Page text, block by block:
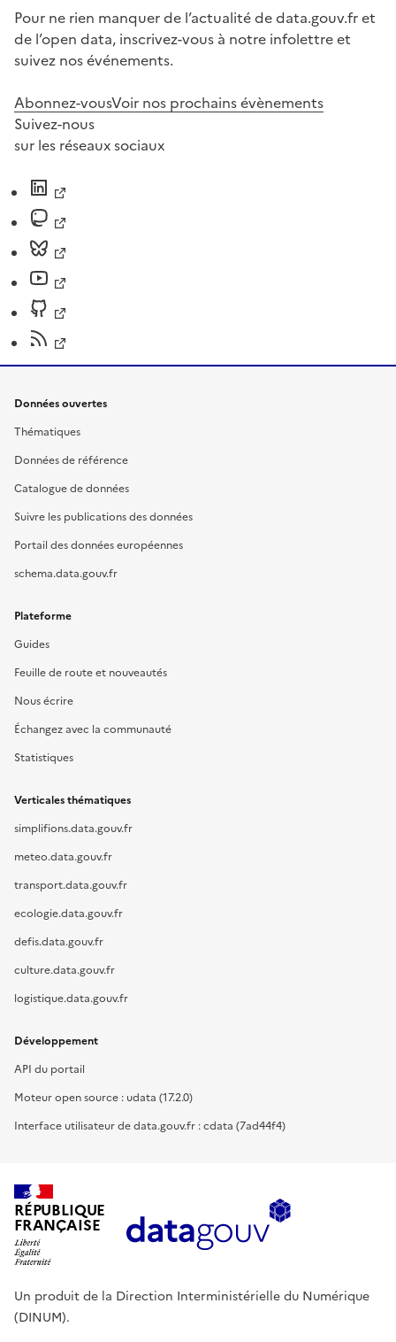
Pour ne rien manquer de l’actualité de data.gouv.fr et
de l’open data, inscrivez-vous à notre infolettre et
suivez nos événements.
Abonnez-vousVoir nos prochains évènements
Suivez-nous
sur les réseaux sociaux
Données ouvertes
Thématiques
Données de référence
Catalogue de données
Suivre les publications des données
Portail des données européennes
schema.data.gouv.fr
Plateforme
Guides
Feuille de route et nouveautés
Nous écrire
Échangez avec la communauté
Statistiques
Verticales thématiques
simplifions.data.gouv.fr
meteo.data.gouv.fr
transport.data.gouv.fr
ecologie.data.gouv.fr
defis.data.gouv.fr
culture.data.gouv.fr
logistique.data.gouv.fr
Développement
API du portail
Moteur open source : udata (17.2.0)
Interface utilisateur de data.gouv.fr : cdata (7ad44f4)
RÉPUBLIQUE
FRANÇAISE
Un produit de la Direction Interministérielle du Numérique
(DINUM).